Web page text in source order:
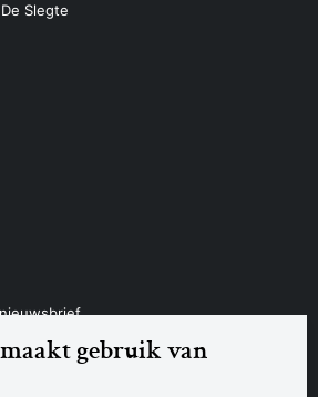
gebruik van
Slegte